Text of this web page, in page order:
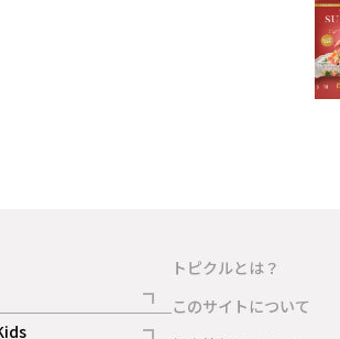
トピクルとは？
このサイトについて